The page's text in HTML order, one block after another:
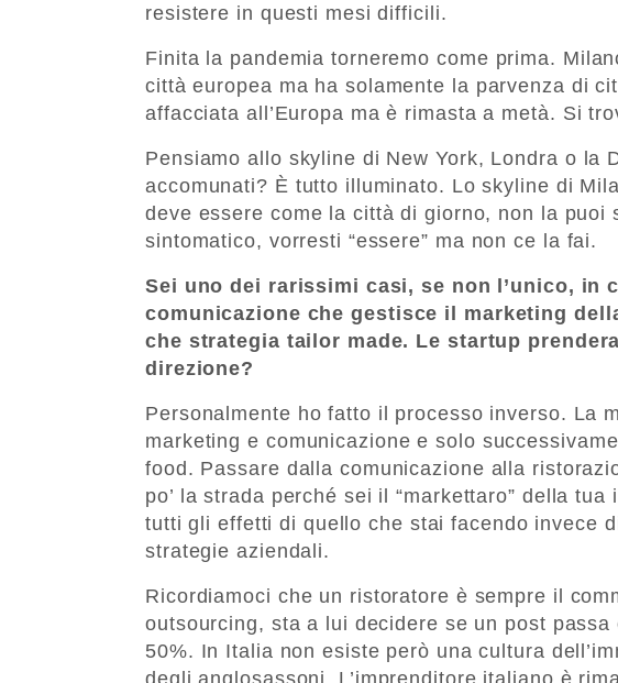
resistere in questi mesi difficili.
Finita la pandemia torneremo come prima.
città europea ma ha solamente la parvenza di
affacciata all’Europa ma è rimasta a metà. Si
Pensiamo allo skyline di New York, Londra o la
accomunati? È tutto illuminato. Lo skyline di
deve essere come la città di giorno, non la puoi
sintomatico, vorresti “essere” ma non ce la fai.
Sei uno dei rarissimi casi, se non l’unico, in
comunicazione che gestisce il marketing
che strategia tailor made. Le startup
direzione?
Personalmente ho fatto il processo inverso. La
marketing e comunicazione e solo
food. Passare dalla comunicazione alla
po’ la strada perché sei il “markettaro” della
tutti gli effetti di quello che stai facendo invece
strategie aziendali.
Ricordiamoci che un ristoratore è sempre il
outsourcing, sta a lui decidere se un post
50%. In Italia non esiste però una cultura
degli anglosassoni. L’imprenditore italiano è